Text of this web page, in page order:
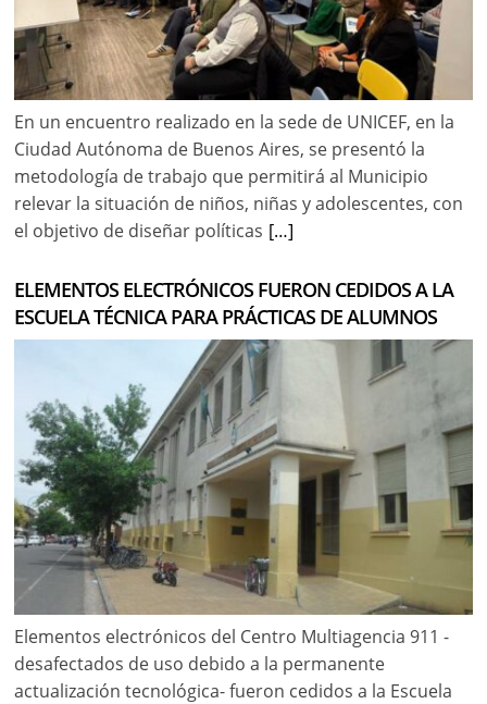
En un encuentro realizado en la sede de UNICEF, en la
Ciudad Autónoma de Buenos Aires, se presentó la
metodología de trabajo que permitirá al Municipio
relevar la situación de niños, niñas y adolescentes, con
el objetivo de diseñar políticas […]
ELEMENTOS ELECTRÓNICOS FUERON CEDIDOS A LA
ESCUELA TÉCNICA PARA PRÁCTICAS DE ALUMNOS
Elementos electrónicos del Centro Multiagencia 911 -
desafectados de uso debido a la permanente
actualización tecnológica- fueron cedidos a la Escuela